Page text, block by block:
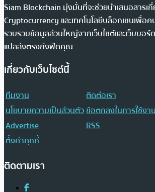
Siam Blockchain มุ่งมั่นที่จะช่วยนำเสนอสารเ
Cryptocurrency และเทคโนโลยีบล็อกเชนเพื่อค
รวบรวมข้อมูลส่วนใหญ่จากเว็บไซต์และเว็บบอร์
แปลส่งตรงถึงฟีดคุณ
เกี่ยวกับเว็บไซต์นี้
ทีมงาน
ติดต่อเรา
นโยบายความเป็นส่วนตัวข้อตกลงในการใช้งา
Advertise
RSS
ตั้งค่าคุกกี้
ติดตามเรา